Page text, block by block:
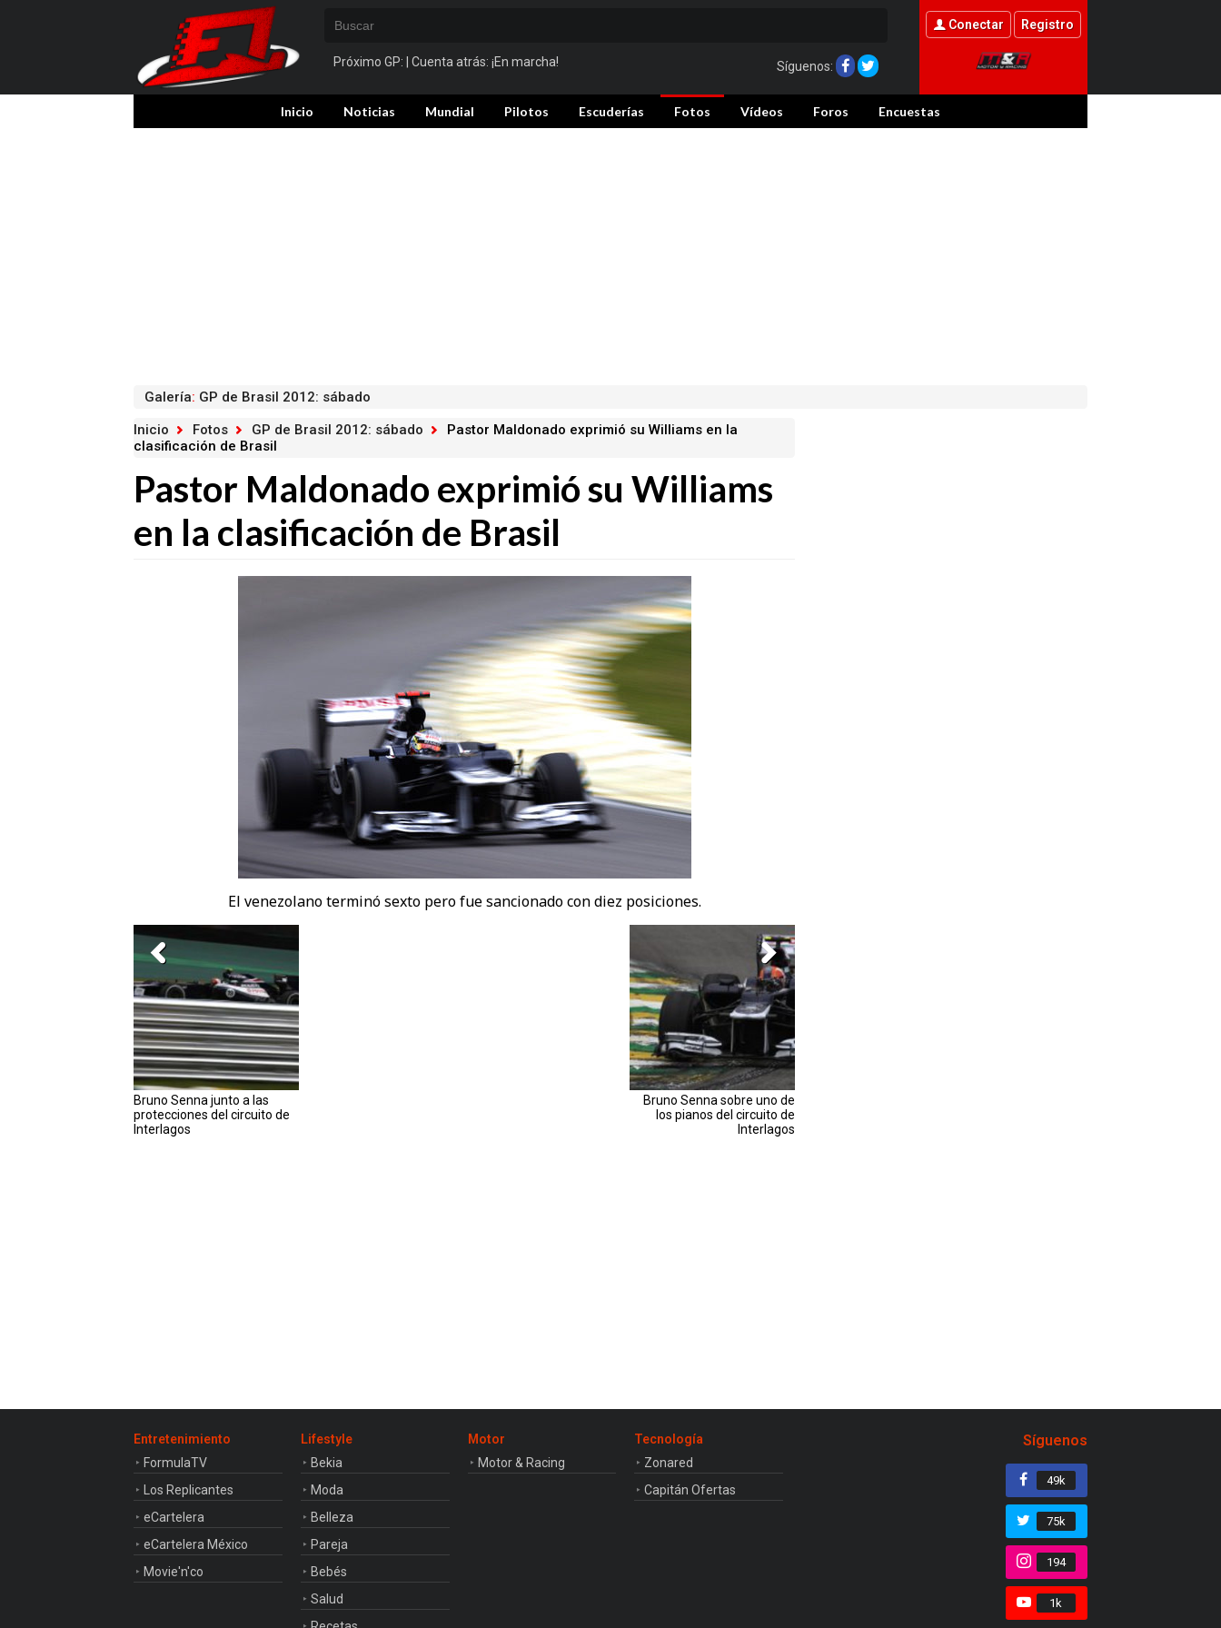
Próximo GP: | Cuenta atrás: ¡En marcha! Síguenos:
Conectar Registro
Inicio Noticias Mundial Pilotos Escuderías Fotos Vídeos Foros Encuestas
Galería: GP de Brasil 2012: sábado
Inicio
Fotos GP de Brasil 2012: sábado
Pastor Maldonado exprimió su Williams en la
clasificación de Brasil
Pastor Maldonado exprimió su Williams
en la clasificación de Brasil
El venezolano terminó sexto pero fue sancionado con diez posiciones.
Bruno Senna junto a las
protecciones del circuito de
Interlagos
Bruno Senna sobre uno de
los pianos del circuito de
Interlagos
Entretenimiento
FormulaTV
Los Replicantes
eCartelera
eCartelera México
Movie'n'co
Lifestyle
Bekia
Moda
Belleza
Pareja
Bebés
Salud
Motor
Motor & Racing
Tecnología
Zonared
Capitán Ofertas
Síguenos
49k
75k
194
1k